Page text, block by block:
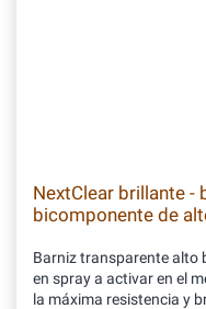
NextClear brillante -
bicomponente de
Barniz transparente alto
en spray a activar en el
la máxima resistencia y